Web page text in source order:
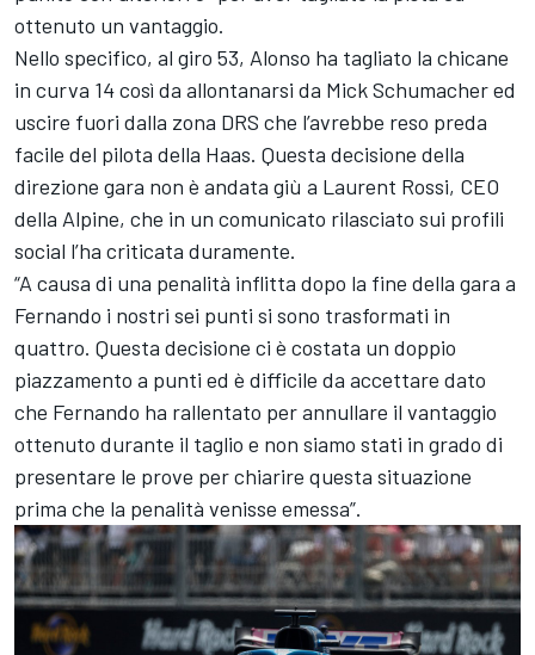
ottenuto un vantaggio.
Nello specifico, al giro 53, Alonso ha tagliato la chicane
in curva 14 così da allontanarsi da Mick Schumachered
uscire fuori dalla zona DRS che l’avrebbe reso preda
facile del pilota della Haas. Questa decisione della
direzione gara non è andata giù a Laurent Rossi, CEO
della Alpine, che in un comunicato rilasciato sui profili
social l’ha criticata duramente.
“A causa di una penalità inflitta dopo la fine della gara a
Fernando i nostri sei punti si sono trasformati in
quattro. Questa decisione ci è costata un doppio
piazzamento a punti ed è difficile da accettare dato
che Fernando ha rallentato per annullare il vantaggio
ottenuto durante il taglio e non siamo stati in grado di
presentare le prove per chiarire questa situazione
prima che la penalità venisse emessa”.